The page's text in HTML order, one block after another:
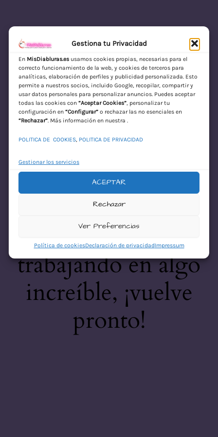
Gestiona tu Privacidad
En MisDiabluras.esusamos cookies propias, necesarias para el
correcto funcionamiento de la web, y cookies de terceros para
analíticas, elaboración de perfiles y publicidad personalizada. Esto
permite a nuestros socios, incluido Google, recopilar, compartir y
usar datos personales para personalizar anuncios. Puedes aceptar
todas las cookies con “Aceptar Cookies”, personalizar tu
configuración en “Configurar”o rechazar las no esenciales en
“Rechazar”. Más información en nuestra .
POLITICA DE COOKIES, POLITICA DE PRIVACIDAD
Gestionar los servicios
ACEPTAR
Rechazar
Ver Preferencias
Política de cookiesDeclaración de privacidadImpressum
MisDiabluras | Sexshop Online con Envío
Discreto en España
Acceder
¡Disculpa este
desastre! Estamos
trabajando en algo
increíble, ¡vuelve
pronto!